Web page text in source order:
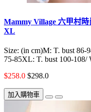
Mammy Village 六甲村
XL
Size: (in cm)M: T. bust 86-
75-85XL: T. bust 100-108/
$258.0 $298.0
加入購物車